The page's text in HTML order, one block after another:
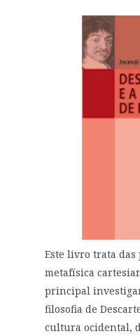
Este livro trata
metafísica
principal
filosofia de
cultura ocidental,